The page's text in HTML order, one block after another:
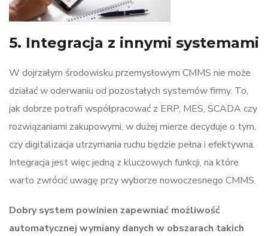
5. Integracja z innymi systemami
W dojrzałym środowisku przemysłowym CMMS nie może
działać w oderwaniu od pozostałych systemów firmy. To,
jak dobrze potrafi współpracować z ERP, MES, SCADA czy
rozwiązaniami zakupowymi, w dużej mierze decyduje o tym,
czy digitalizacja utrzymania ruchu będzie pełna i efektywna.
Integracja jest więc jedną z kluczowych funkcji, na które
warto zwrócić uwagę przy wyborze nowoczesnego CMMS.
Dobry system powinien zapewniać możliwość
automatycznej wymiany danych w obszarach takich